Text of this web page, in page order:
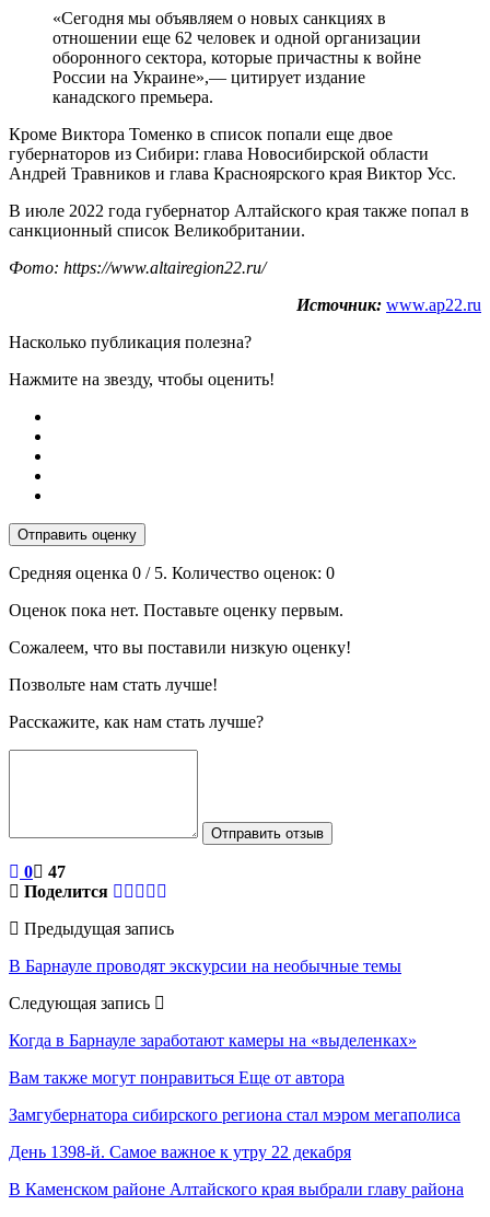
«Сегодня мы объявляем о новых санкциях в
отношении еще 62 человек и одной организации
оборонного сектора, которые причастны к войне
России на Украине»,— цитирует издание
канадского премьера.
Кроме Виктора Томенко в список попали еще двое
губернаторов из Сибири: глава Новосибирской области
Андрей Травников и глава Красноярского края Виктор Усс.
В июле 2022 года губернатор Алтайского края также попал в
санкционный список Великобритании.
Фото: https://www.altairegion22.ru/
Источник: www.ap22.ru
Насколько публикация полезна?
Нажмите на звезду, чтобы оценить!
Отправить оценку
Средняя оценка 0 / 5. Количество оценок: 0
Оценок пока нет. Поставьте оценку первым.
Сожалеем, что вы поставили низкую оценку!
Позвольте нам стать лучше!
Расскажите, как нам стать лучше?
Отправить отзыв
0
47
Поделится
Предыдущая запись
В Барнауле проводят экскурсии на необычные темы
Следующая запись
Когда в Барнауле заработают камеры на «выделенках»
Вам также могут понравиться Еще от автора
Замгубернатора сибирского региона стал мэром мегаполиса
День 1398-й. Самое важное к утру 22 декабря
В Каменском районе Алтайского края выбрали главу района